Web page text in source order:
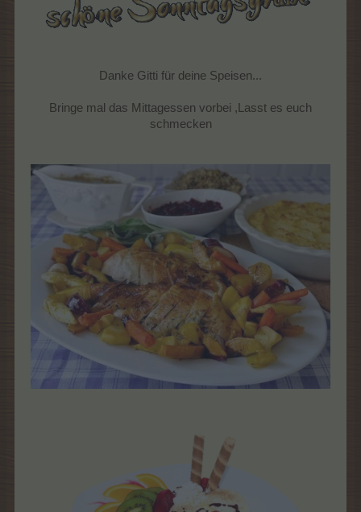
Danke Gitti für deine Speisen...
Bringe mal das Mittagessen vorbei ,Lasst es euch
schmecken